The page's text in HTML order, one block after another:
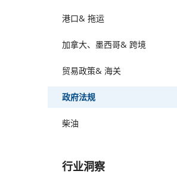
港口& 拖运
加拿大、墨西哥& 跨境
贸易政策& 海关
政府法规
柴油
行业洞察